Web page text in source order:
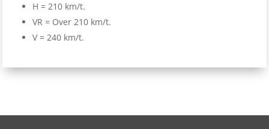
H = 210 km/t.
VR = Over 210 km/t.
V = 240 km/t.